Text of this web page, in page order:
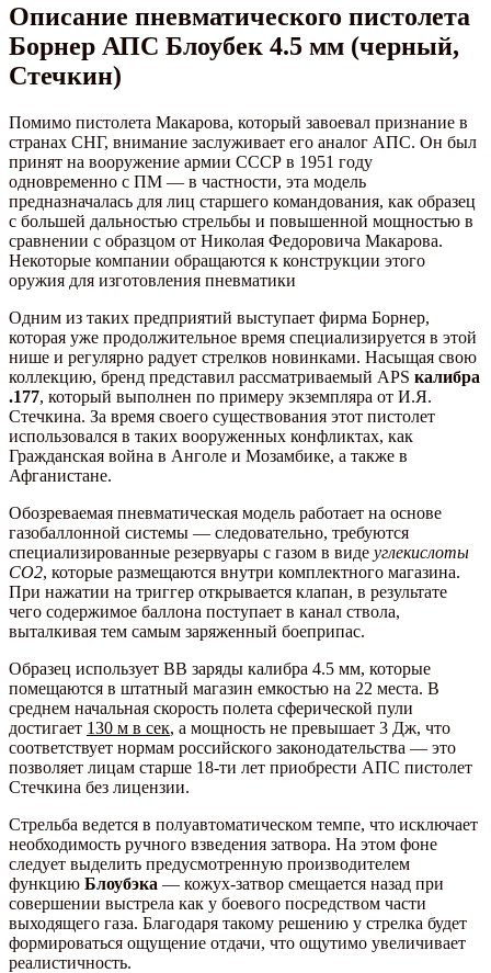
(черный,
Стечкин)
Описание пневматического пистолета
Борнер АПС Блоубек 4.5 мм (черный,
Стечкин)
Помимо пистолета Макарова, который завоевал признание в
странах СНГ, внимание заслуживает его аналог АПС. Он был
принят на вооружение армии СССР в 1951 году
одновременно с ПМ — в частности, эта модель
предназначалась для лиц старшего командования, как образец
с большей дальностью стрельбы и повышенной мощностью в
сравнении с образцом от Николая Федоровича Макарова.
Некоторые компании обращаются к конструкции этого
оружия для изготовления пневматики
Одним из таких предприятий выступает фирма Борнер,
которая уже продолжительное время специализируется в этой
нише и регулярно радует стрелков новинками. Насыщая свою
коллекцию, бренд представил рассматриваемый APS калибра
.177, который выполнен по примеру экземпляра от И.Я.
Стечкина. За время своего существования этот пистолет
использовался в таких вооруженных конфликтах, как
Гражданская война в Анголе и Мозамбике, а также в
Афганистане.
Обозреваемая пневматическая модель работает на основе
газобаллонной системы — следовательно, требуются
специализированные резервуары с газом в виде углекислоты
CO2, которые размещаются внутри комплектного магазина.
При нажатии на триггер открывается клапан, в результате
чего содержимое баллона поступает в канал ствола,
выталкивая тем самым заряженный боеприпас.
Образец использует BB заряды калибра 4.5 мм, которые
помещаются в штатный магазин емкостью на 22 места. В
среднем начальная скорость полета сферической пули
достигает 130 м в сек, а мощность не превышает 3 Дж, что
соответствует нормам российского законодательства — это
позволяет лицам старше 18-ти лет приобрести АПС пистолет
Стечкина без лицензии.
Стрельба ведется в полуавтоматическом темпе, что исключает
необходимость ручного взведения затвора. На этом фоне
следует выделить предусмотренную производителем
функцию Блоубэка — кожух-затвор смещается назад при
совершении выстрела как у боевого посредством части
выходящего газа. Благодаря такому решению у стрелка будет
формироваться ощущение отдачи, что ощутимо увеличивает
реалистичность.